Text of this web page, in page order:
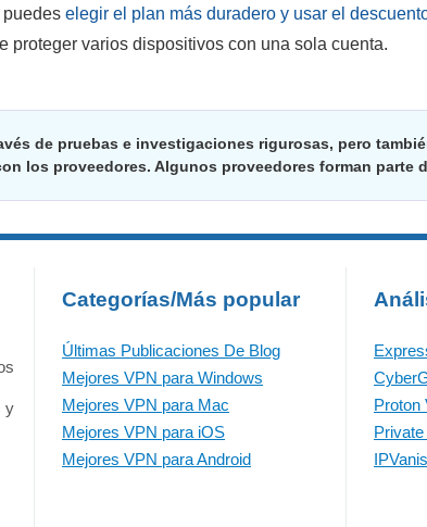
puedes elegir el plan más duradero y usar el
proteger varios dispositivos con una sola cuenta.
de pruebas e investigaciones rigurosas, pero
los proveedores. Algunos proveedores forman parte
y
Categorías/Más popular
Últimas Publicaciones De Blog
Mejores VPN para Windows
Mejores VPN para Mac
Mejores VPN para iOS
Mejores VPN para Android
Proton